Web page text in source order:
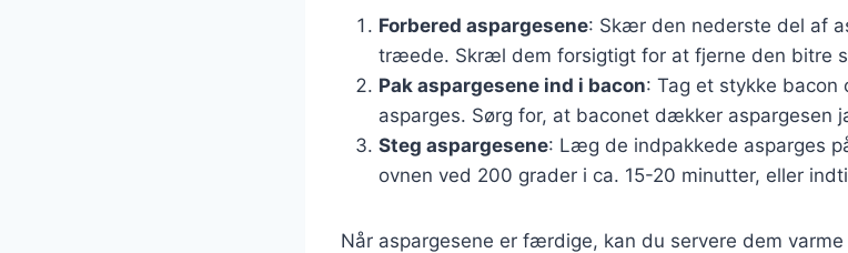
Forbered aspargesene: Skær den nederste del af
træede. Skræl dem forsigtigt for at fjerne den bitre
Pak aspargesene ind i bacon: Tag et stykke bacon
asparges. Sørg for, at baconet dækker aspargesen
Steg aspargesene: Læg de indpakkede asparges
ovnen ved 200 grader i ca. 15-20 minutter, eller
Når aspargesene er færdige, kan du servere dem